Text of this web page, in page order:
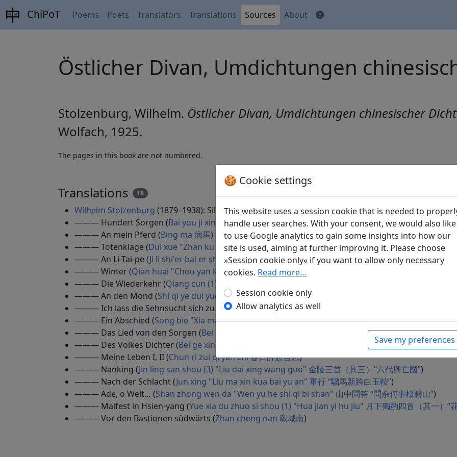
ChiPoT Poems Poets Translators Translations Sources About
Östlicher Divan, Umdichtungen
Stolzenburg, Wilhelm. Östlicher Divan, Umdichtungen chinesischer
Wolfach, 1925.
The pages in this book are not numbered.
Translations 18
Wilhelm Stolzenburg (1879–1938): Silberfische (Bai xiao 白小)
——— Hundert Sorgen (Bai you ji xing 白憂集行)
——— An mein Pferd (Bing ma 病馬)
——— Totenklage (Dui xue "Zhan ku duo xin gui" 對雪“戰哭多新鬼“)
——— An Li-Tai-pe (Ji li shi'er bai er shi yun 寄李十二白二十韻)
——— Winter (Qian huai "Chou yan kan shuang lu" 遣懷“愁眼看霜露”
——— Die Wiederkehr (Qiang cun (1) "Zheng rong chi yun xi" 羌村（其一）“崢嶸赤雲西”
——— An den Mond (Shi qi ye dui yue 十七夜對月)
——— Ich lass die Sehnsucht sich zu Tode fliegen… (Not determined 未定
——— Ein Abschied (Song bie "Xia ma yin jun jiu" 送別 “下馬飲君酒”)
——— Das Lied von den Sorgen (Bei ge xing 悲歌行
——— Des Volkes Dichter (Bei ge xing 悲歌行
——— Meine Leben I, II (Chun ri zui qi yan zhi 春日醉起言志)
——— Nanking (Jin ling san shou (3) "Liu dai xing wang guo" 金陵三首（其三）“六代興亡國”)
——— Nach der Schlacht (Jun xing "Liu ma xin kua bai yu an" 軍行 “騮馬新跨白玉鞍”)
——— Ade, o Welt… (Shan zhong wen da "Wen yu he shi qi bi shan" 山中問答 “問余何事棲碧山”)
——— Maifest in Hsien-yang (Yue xia du zhuo si shou (1) "Hua jian yi hu jiu" 月下獨酌四首（其一）“
——— Vor den Bastionen südwärts (Zhan cheng nan 戰城南)
🍪 Cookie settings
This website uses a session cookie that is needed to
handle user searches. With your consent, we would also like
to use Google analytics to gain some insights into how our
site is used, aiming at further improving it. Please choose
»Session cookie only« if you want to allow only necessary
cookies. Read more…
Session cookie only
Allow analytics as well
Save my preferences